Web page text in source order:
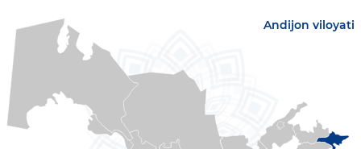
Andijon viloyati